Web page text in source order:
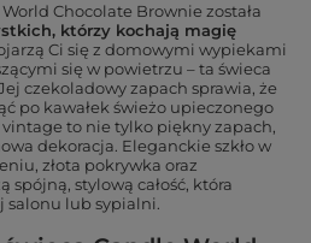
Chocolate Brownie została
którzy kochają magię
Ci się z domowymi wypiekami
się w powietrzu – ta świeca
czekoladowy zapach sprawia, że
po kawałek świeżo upieczonego
to nie tylko piękny zapach,
dekoracja. Eleganckie szkło w
złota pokrywka oraz
stylową całość, która
salonu lub sypialni.